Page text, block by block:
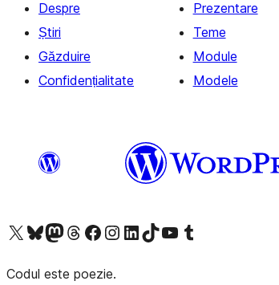
Despre
Știri
Găzduire
Confidențialitate
Prezentare
Teme
Module
Modele
Mergi la contul nostru X (fost Twitter)
Vizitează contul nostru Bluesky
Vizitează contul nostru Mastodon
Vizitează contul nostru Threads
Vizitează pagina noastră Facebook
Vizitează-ne pe Instagram
Vizitează-ne pe LinkedIn
Vizitează contul nostru TikTok
Vizitează canalul nostru YouTube
Vizitează contul nostru Tumblr
Codul este poezie.